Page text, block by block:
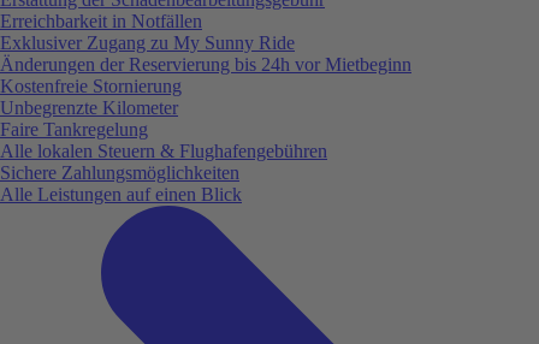
Erreichbarkeit in Notfällen
Exklusiver Zugang zu My Sunny Ride
Änderungen der Reservierung bis 24h vor Mietbeginn
Kostenfreie Stornierung
Unbegrenzte Kilometer
Faire Tankregelung
Alle lokalen Steuern & Flughafengebühren
Sichere Zahlungsmöglichkeiten
Alle Leistungen auf einen Blick